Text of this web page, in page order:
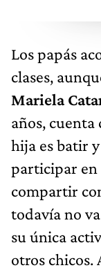
Los papás
clases,
Mariela
años, cuenta
hija es batir
participar en
compartir
todavía no
su única
otros chicos.